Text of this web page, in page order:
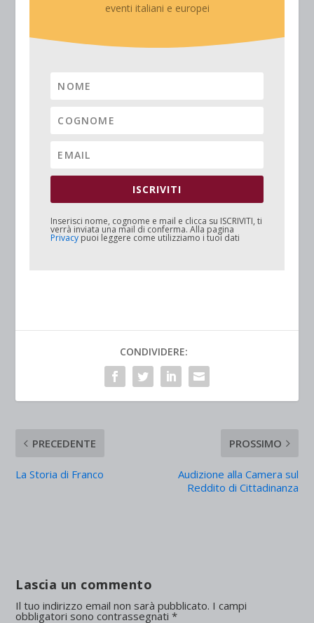
eventi italiani e europei
ISCRIVITI
Inserisci nome, cognome e mail e clicca su ISCRIVITI, ti
verrà inviata una mail di conferma. Alla pagina
Privacy puoi leggere come utilizziamo i tuoi dati
CONDIVIDERE:
PRECEDENTE
La Storia di Franco
PROSSIMO
Audizione alla Camera sul
Reddito di Cittadinanza
Lascia un commento
Il tuo indirizzo email non sarà pubblicato. I campi
obbligatori sono contrassegnati*